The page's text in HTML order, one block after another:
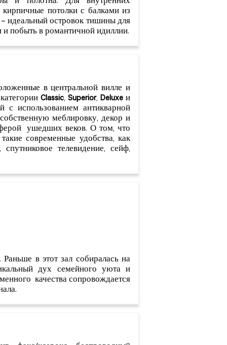
и полотна. Для внутренних
потолки с балками из
идеальный островок тишины для
и побыть в романтичной идиллии.
в центральной вилле и
Classic,Superior,Deluxe и
использованием антикварной
меблировку, декор и
ушедших веков. О том, что
современные удобства, как
телевидение, сейф,
в этот зал собиралась на
дух семейного уюта и
качества сопровождается